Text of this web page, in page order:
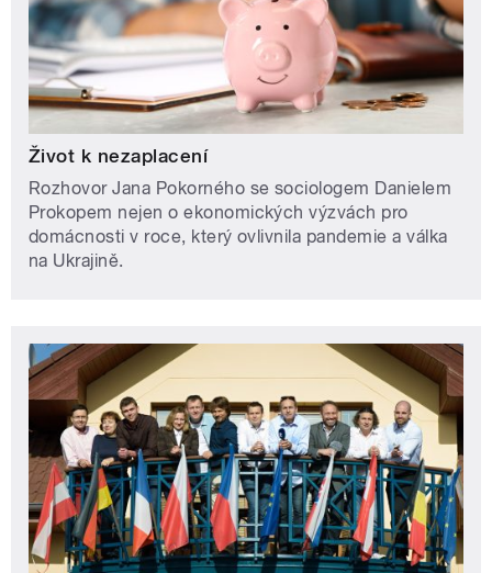
Život k nezaplacení
Rozhovor Jana Pokorného se sociologem Danielem
Prokopem nejen o ekonomických výzvách pro
domácnosti v roce, který ovlivnila pandemie a válka
na Ukrajině.